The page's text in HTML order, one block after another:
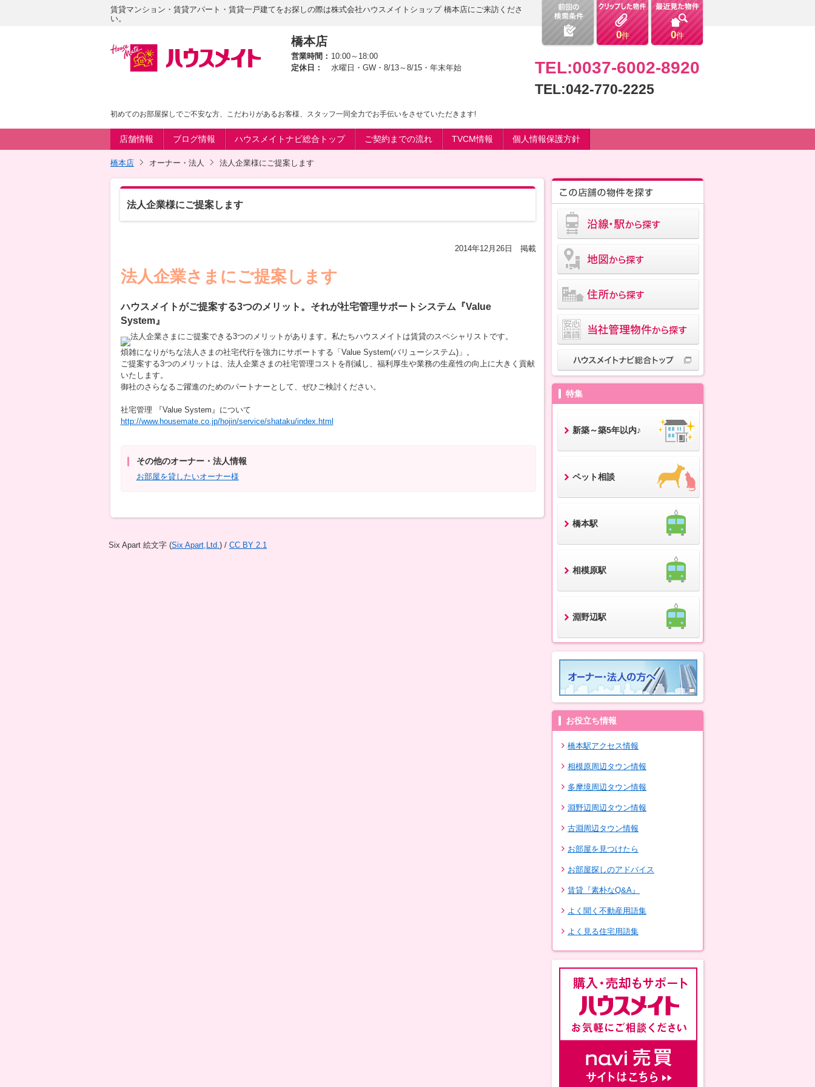
0件 0件
賃貸マンション・賃貸アパート・賃貸一戸建てをお探しの際は株式会社ハウスメイトショップ 橋本店にご来訪くださ
い。
橋本店
営業時間： 10:00～18:00
定休日：
水曜日・GW・8/13～8/15・年末年始 TEL:0037-6002-8920
TEL:042-770-2225
初めてのお部屋探しでご不安な方、こだわりがあるお客様、スタッフ一同全力でお手伝いをさせていただきます!
店舗情報 ブログ情報 ハウスメイトナビ総合トップ ご契約までの流れ TVCM情報 個人情報保護方針
橋本店 オーナー・法人 法人企業様にご提案します
法人企業様にご提案します
2014年12月26日 掲載
法人企業さまにご提案します
ハウスメイトがご提案する3つのメリット。それが社宅管理サポートシステム『Value
System』
煩雑になりがちな法人さまの社宅代行を強力にサポートする「Value System(バリューシステム)」。
ご提案する3つのメリットは、法人企業さまの社宅管理コストを削減し、福利厚生や業務の生産性の向上に大きく貢献
いたします。
御社のさらなるご躍進のためのパートナーとして、ぜひご検討ください。
社宅管理 『Value System』について
http://www.housemate.co.jp/hojin/service/shataku/index.html
その他のオーナー・法人情報
お部屋を貸したいオーナー様
Six Apart 絵文字 (Six Apart,Ltd.) / CC BY 2.1
特集
新築～築5年以内♪
ペット相談
橋本駅
相模原駅
淵野辺駅
お役立ち情報
橋本駅アクセス情報
相模原周辺タウン情報
多摩境周辺タウン情報
淵野辺周辺タウン情報
古淵周辺タウン情報
お部屋を見つけたら
お部屋探しのアドバイス
賃貸『素朴なQ&A』
よく聞く不動産用語集
よく見る住宅用語集